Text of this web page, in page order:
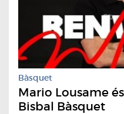
Bàsquet
Mario Lousame
Bisbal Bàsquet